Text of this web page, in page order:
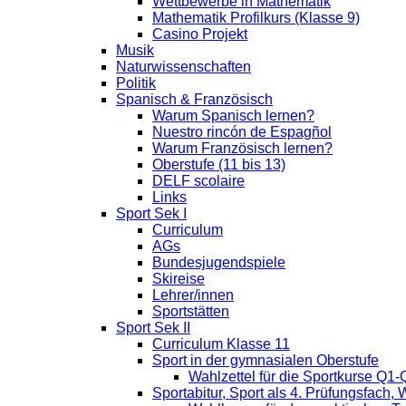
Mathematik Profilkurs (Klasse 9)
Casino Projekt
Musik
Naturwissenschaften
Politik
Spanisch & Französisch
Warum Spanisch lernen?
Nuestro rincón de Espagñol
Warum Französisch lernen?
Oberstufe (11 bis 13)
DELF scolaire
Links
Sport Sek I
Curriculum
AGs
Bundesjugendspiele
Skireise
Lehrer/innen
Sportstätten
Sport Sek II
Curriculum Klasse 11
Sport in der gymnasialen Oberstufe
Wahlzettel für die Sportkurse Q1-
Sportabitur, Sport als 4. Prüfungsfach,